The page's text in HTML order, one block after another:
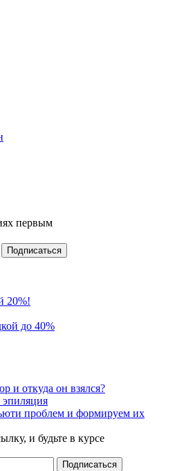
первым
20%!
до 40%
и откуда он взялся?
проблем и формируем их
и будьте в курсе